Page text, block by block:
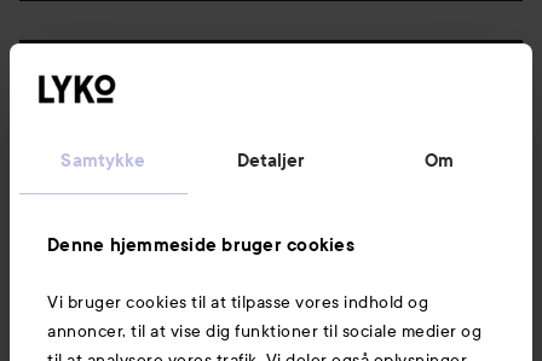
Samtykke Detaljer Om
Denne hjemmeside bruger cookies
Vi bruger cookies til at tilpasse vores indhold og
annoncer, til at vise dig funktioner til sociale medier og
Kundeservice
Information
Mere at udforske